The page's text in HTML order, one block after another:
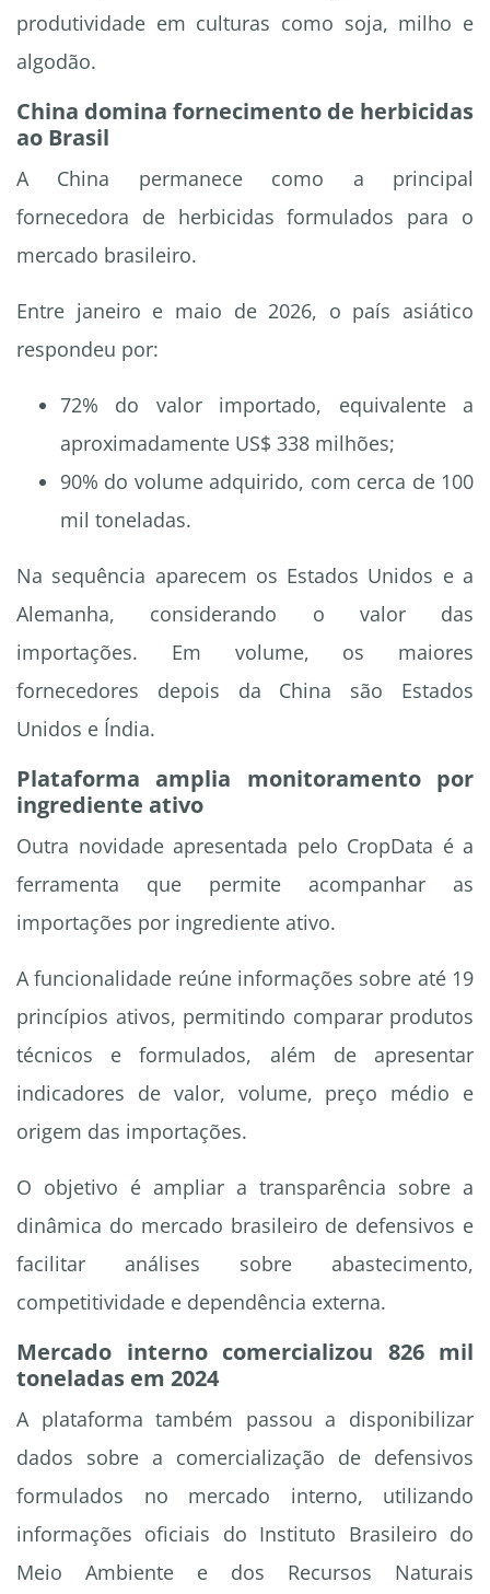
produtividade em culturas como soja, milho e
algodão.
China domina fornecimento de herbicidas
ao Brasil
A China permanece como a principal
fornecedora de herbicidas formulados para o
mercado brasileiro.
Entre janeiro e maio de 2026, o país asiático
respondeu por:
72% do valor importado, equivalente a
aproximadamente US$ 338 milhões;
90% do volume adquirido, com cerca de 100
mil toneladas.
Na sequência aparecem os Estados Unidos e a
Alemanha, considerando o valor das
importações. Em volume, os maiores
fornecedores depois da China são Estados
Unidos e Índia.
Plataforma amplia monitoramento por
ingrediente ativo
Outra novidade apresentada pelo CropData é a
ferramenta que permite acompanhar as
importações por ingrediente ativo.
A funcionalidade reúne informações sobre até 19
princípios ativos, permitindo comparar produtos
técnicos e formulados, além de apresentar
indicadores de valor, volume, preço médio e
origem das importações.
O objetivo é ampliar a transparência sobre a
dinâmica do mercado brasileiro de defensivos e
facilitar análises sobre abastecimento,
competitividade e dependência externa.
Mercado interno comercializou 826 mil
toneladas em 2024
A plataforma também passou a disponibilizar
dados sobre a comercialização de defensivos
formulados no mercado interno, utilizando
informações oficiais do Instituto Brasileiro do
Meio Ambiente e dos Recursos Naturais